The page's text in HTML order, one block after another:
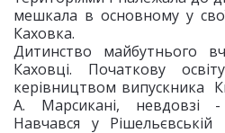
мешкала в основному у
Каховка.
Дитинство майбутнього
Каховці. Початкову
керівництвом випускника
А. Марсикані, невдовзі
Навчався у